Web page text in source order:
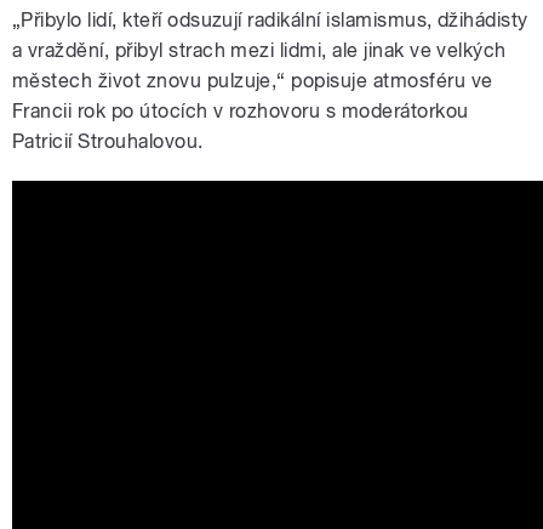
„Přibylo lidí, kteří odsuzují radikální islamismus, džihádisty
a vraždění, přibyl strach mezi lidmi, ale jinak ve velkých
městech život znovu pulzuje,“ popisuje atmosféru ve
Francii rok po útocích v rozhovoru s moderátorkou
Patricií Strouhalovou.